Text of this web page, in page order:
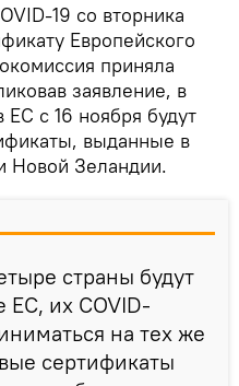
19 со вторника
Европейского
приняла
заявление, в
с 16 ноября будут
выданные в
Новой Зеландии.
страны будут
ЕС, их COVID-
на тех же
сертификаты